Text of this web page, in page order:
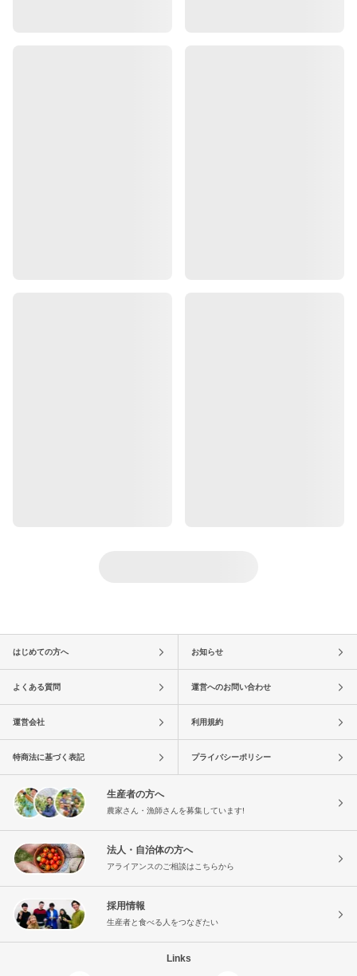
はじめての方へ お知らせ
よくある質問 運営へのお問い合わせ
運営会社 利用規約
特商法に基づく表記 プライバシーポリシー
生産者の方へ
農家さん・漁師さんを募集しています!
法人・自治体の方へ
アライアンスのご相談はこちらから
採用情報
生産者と食べる人をつなぎたい
Links